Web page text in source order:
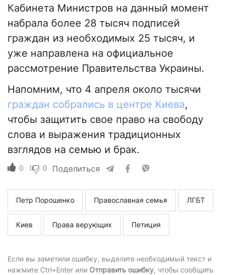
Кабинета Министров на данный момент
набрала более 28 тысяч подписей
граждан из необходимых 25 тысяч, и
уже направлена на официальное
рассмотрение Правительства Украины.
Напомним, что 4 апреля около тысячи
граждан собрались в центре Киева,
чтобы защитить свое право на свободу
слова и выражения традиционных
взглядов на семью и брак.
0 0 Поделиться
Петр Порошенко Православная семья ЛГБТ
Киев Права верующих Петиция
Если вы заметили ошибку, выделите необходимый текст и
нажмите Ctrl+Enter или Отправить ошибку, чтобы сообщить